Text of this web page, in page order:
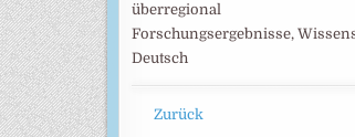
überregional
Forschungsergebnisse,
Deutsch
Zurück